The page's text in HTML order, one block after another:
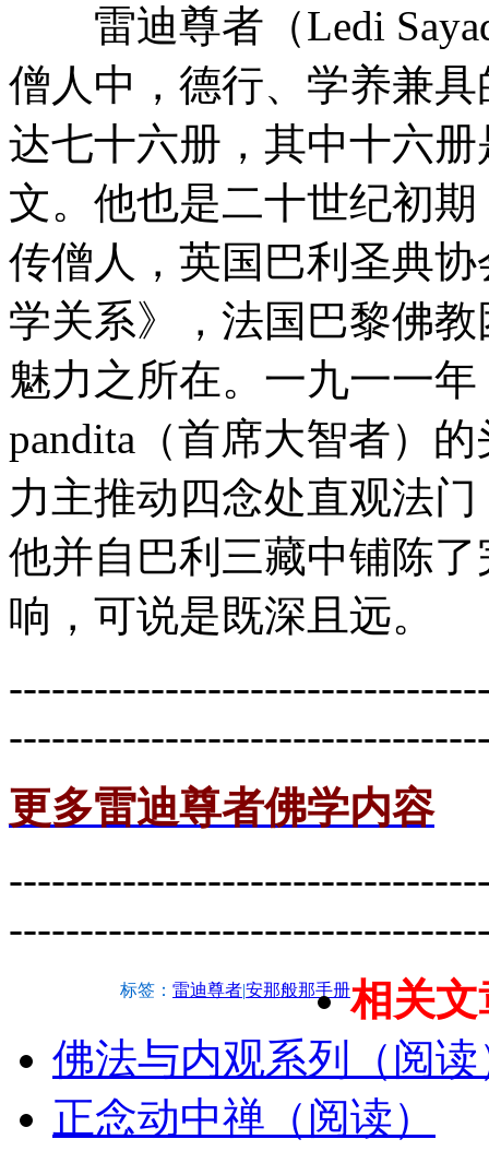
雷迪尊者（Ledi
僧人中，德行、学养兼
达七十六册，其中十六
文。他也是二十世纪初
传僧人，英国巴利圣典
学关系》，法国巴黎佛
魅力之所在。一九一一年
pandita（首席大智者）
力主推动四念处直观法
他并自巴利三藏中铺陈
响，可说是既深且远。
更多雷迪尊者佛学内容
标签： 雷迪尊者|安那般那手册相关文
佛法与内观系列（阅读
正念动中禅（阅读）